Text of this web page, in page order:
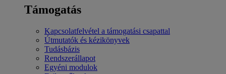
Támogatás
Kapcsolatfelvétel a támogatási csapattal
Útmutatók és kézikönyvek
Tudásbázis
Rendszerállapot
Egyéni modulok